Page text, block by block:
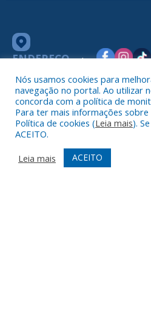
ENDEREÇO
Av. Barão do
Rio Branco,
nº 2312
Centro –
Nova
Timboteua –
PA
CEP: 68730-
Nós usamos cookies para
navegação no portal. Ao utilizar
concorda com a política de
Para ter mais informações
Política de cookies (Leia mais).
ACEITO.
Leia mais
ACEITO